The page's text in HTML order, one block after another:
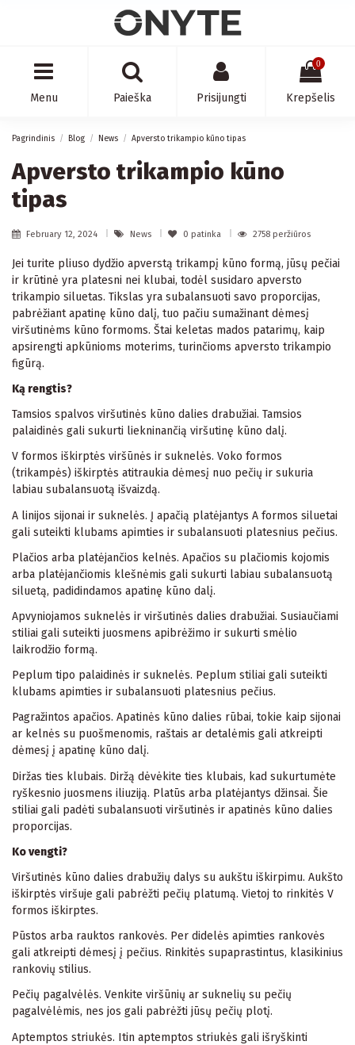
Menu Paieška Prisijungti
0
Krepšelis
Pagrindinis Blog News Apversto trikampio kūno tipas
Apversto trikampio kūno
tipas
February 12, 2024 News 0 patinka 2758 peržiūros
Jei turite pliuso dydžio apverstą trikampį kūno formą, jūsų pečiai
ir krūtinė yra platesni nei klubai, todėl susidaro apversto
trikampio siluetas. Tikslas yra subalansuoti savo proporcijas,
pabrėžiant apatinę kūno dalį, tuo pačiu sumažinant dėmesį
viršutinėms kūno formoms. Štai keletas mados patarimų, kaip
apsirengti apkūnioms moterims, turinčioms apversto trikampio
figūrą.
Ką rengtis?
Tamsios spalvos viršutinės kūno dalies drabužiai. Tamsios
palaidinės gali sukurti liekninančią viršutinę kūno dalį.
V formos iškirptės viršūnės ir suknelės. Voko formos
(trikampės) iškirptės atitraukia dėmesį nuo pečių ir sukuria
labiau subalansuotą išvaizdą.
A linijos sijonai ir suknelės. Į apačią platėjantys A formos siluetai
gali suteikti klubams apimties ir subalansuoti platesnius pečius.
Plačios arba platėjančios kelnės. Apačios su plačiomis kojomis
arba platėjančiomis klešnėmis gali sukurti labiau subalansuotą
siluetą, padidindamos apatinę kūno dalį.
Apvyniojamos suknelės ir viršutinės dalies drabužiai. Susiaučiami
stiliai gali suteikti juosmens apibrėžimo ir sukurti smėlio
laikrodžio formą.
Peplum tipo palaidinės ir suknelės. Peplum stiliai gali suteikti
klubams apimties ir subalansuoti platesnius pečius.
Pagražintos apačios. Apatinės kūno dalies rūbai, tokie kaip sijonai
ar kelnės su puošmenomis, raštais ar detalėmis gali atkreipti
dėmesį į apatinę kūno dalį.
Diržas ties klubais. Diržą dėvėkite ties klubais, kad sukurtumėte
ryškesnio juosmens iliuziją. Platūs arba platėjantys džinsai. Šie
stiliai gali padėti subalansuoti viršutinės ir apatinės kūno dalies
proporcijas.
Ko vengti?
Viršutinės kūno dalies drabužių dalys su aukštu iškirpimu. Aukšto
iškirptės viršuje gali pabrėžti pečių platumą. Vietoj to rinkitės V
formos iškirptes.
Pūstos arba rauktos rankovės. Per didelės apimties rankovės
gali atkreipti dėmesį į pečius. Rinkitės supaprastintus, klasikinius
rankovių stilius.
Pečių pagalvėlės. Venkite viršūnių ar suknelių su pečių
pagalvėlėmis, nes jos gali pabrėžti jūsų pečių plotį.
Aptemptos striukės. Itin aptemptos striukės gali išryškinti